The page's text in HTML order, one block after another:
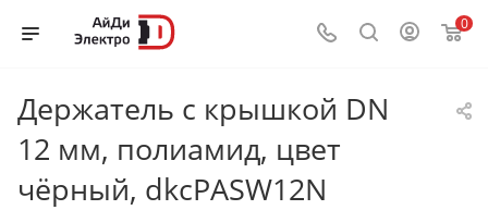
0
Держатель с крышкой DN
12 мм, полиамид, цвет
чёрный, dkcPASW12N